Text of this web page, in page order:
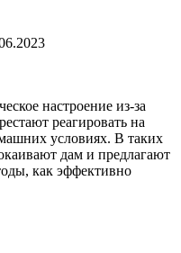
настроение из-за
реагировать на
условиях. В таких
дам и предлагают
как эффективно